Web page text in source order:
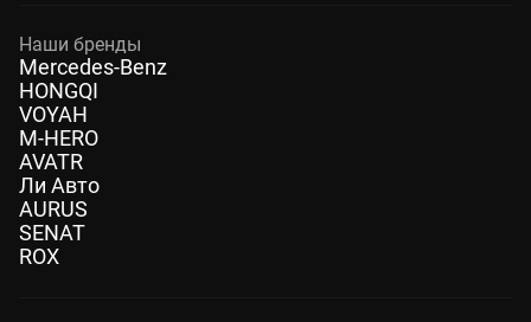
Наши бренды
Mercedes-Benz
HONGQI
VOYAH
M-HERO
AVATR
Ли Авто
AURUS
SENAT
ROX